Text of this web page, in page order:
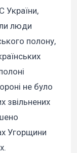
України,
люди
полону,
не було
звільнених
Угорщини